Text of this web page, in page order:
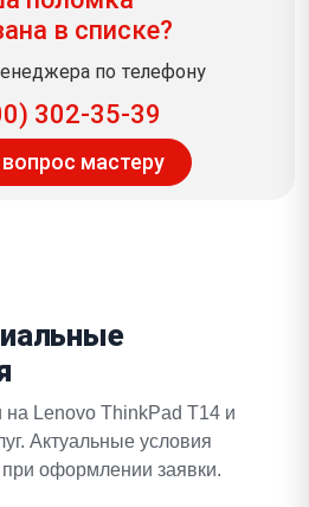
в списке?
по телефону
302-35-39
мастеру
Lenovo ThinkPad T14 и
Актуальные условия
при оформлении заявки.